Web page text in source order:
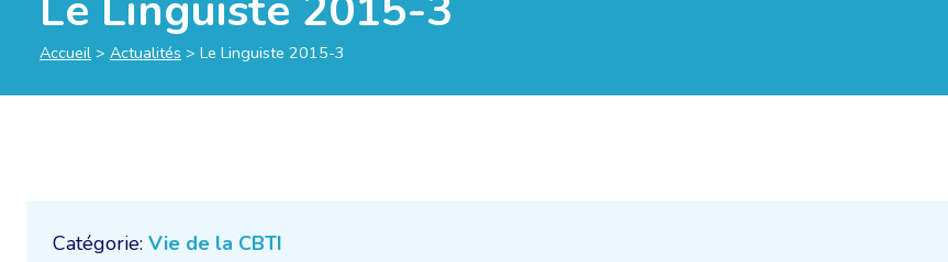
Accueil > Actualités > Le Linguiste 2015-3
Catégorie: Vie de la CBTI